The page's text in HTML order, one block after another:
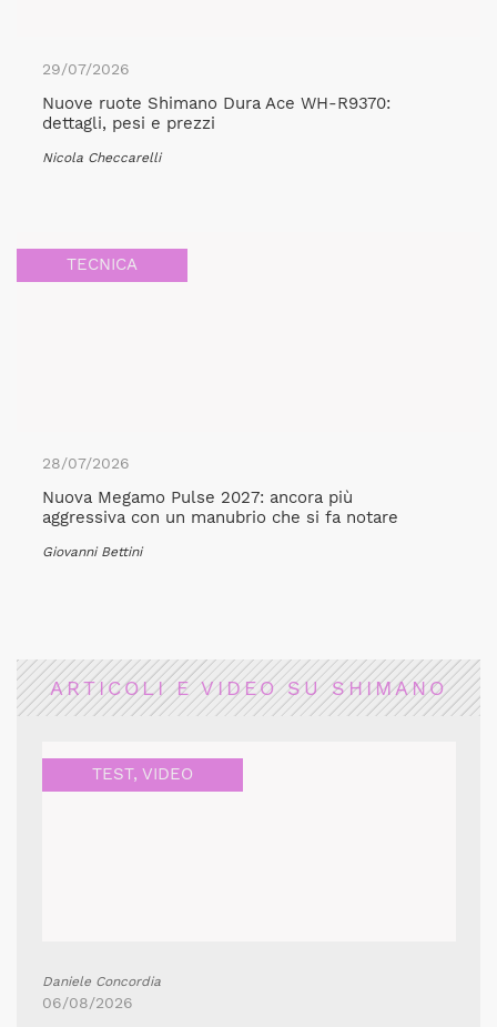
29/07/2026
Nuove ruote Shimano Dura Ace WH-R9370:
dettagli, pesi e prezzi
Nicola Checcarelli
TECNICA
28/07/2026
Nuova Megamo Pulse 2027: ancora più
aggressiva con un manubrio che si fa notare
Giovanni Bettini
ARTICOLI E VIDEO SU SHIMANO
TEST, VIDEO
Daniele Concordia
06/08/2026